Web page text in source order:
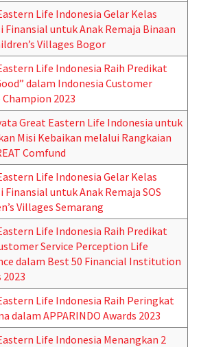
Life Indonesia Gelar Kelas
Finansial untuk Anak Remaja Binaan
Villages Bogor
Life Indonesia Raih Predikat
dalam Indonesia Customer
Champion 2023
Great Eastern Life Indonesia untuk
Misi Kebaikan melalui Rangkaian
Comfund
Life Indonesia Gelar Kelas
Finansial untuk Anak Remaja SOS
Villages Semarang
Life Indonesia Raih Predikat
Service Perception Life
dalam Best 50 Financial Institution
2023
Life Indonesia Raih Peringkat
dalam APPARINDO Awards 2023
Life Indonesia Menangkan 2